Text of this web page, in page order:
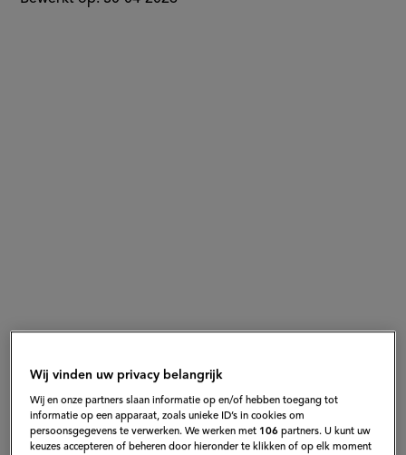
"Voor dit recept heb ik drie van de
Wij vinden uw privacy belangrijk
Wij en onze partners slaan informatie op en/of hebben toegang tot
informatie op een apparaat, zoals unieke ID’s in cookies om
persoonsgegevens te verwerken. We werken met 106 partners. U kunt uw
keuzes accepteren of beheren door hieronder te klikken of op elk moment